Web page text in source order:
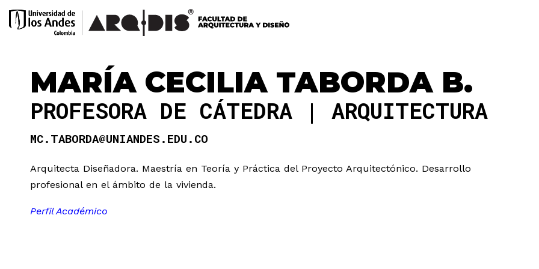
MARÍA CECILIA TABORDA B.
PROFESORA DE CÁTEDRA ARQUITECTURA
MC.TABORDA@UNIANDES.EDU.CO
Arquitecta Diseñadora. Maestría en Teoría y Práctica del Proyecto Arquitectónico. Desarrollo
profesional en el ámbito de la vivienda.
Perfil Académico